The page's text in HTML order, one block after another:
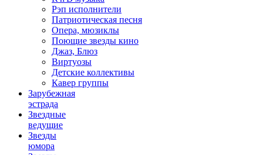
Рэп исполнители
Патриотическая песня
Опера, мюзиклы
Поющие звезды кино
Джаз, Блюз
Виртуозы
Детские коллективы
Кавер группы
Зарубежная
эстрада
Звездные
ведущие
Звезды
юмора